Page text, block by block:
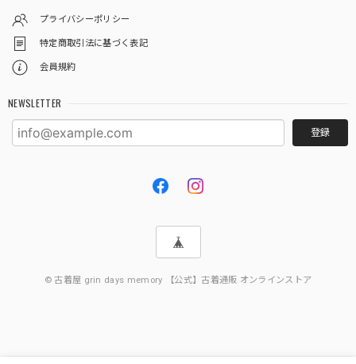
プライバシーポリシー
特定商取引法に基づく表記
会員規約
NEWSLETTER
登録
© 古着屋 grin days memory 【公式】古着通販 オンラインストア